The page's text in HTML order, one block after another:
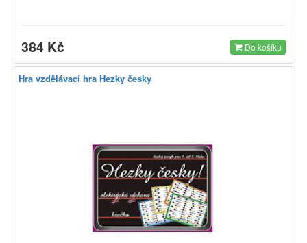
384 Kč Do košíku
Hra vzdělávací hra Hezky česky